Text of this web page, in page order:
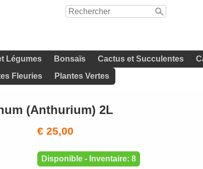
Légumes Bonsaïs Cactus et Succulentes
Fleuries Plantes Vertes
(Anthurium) 2L
€ 25,00
Disponible - Inventaire: 8